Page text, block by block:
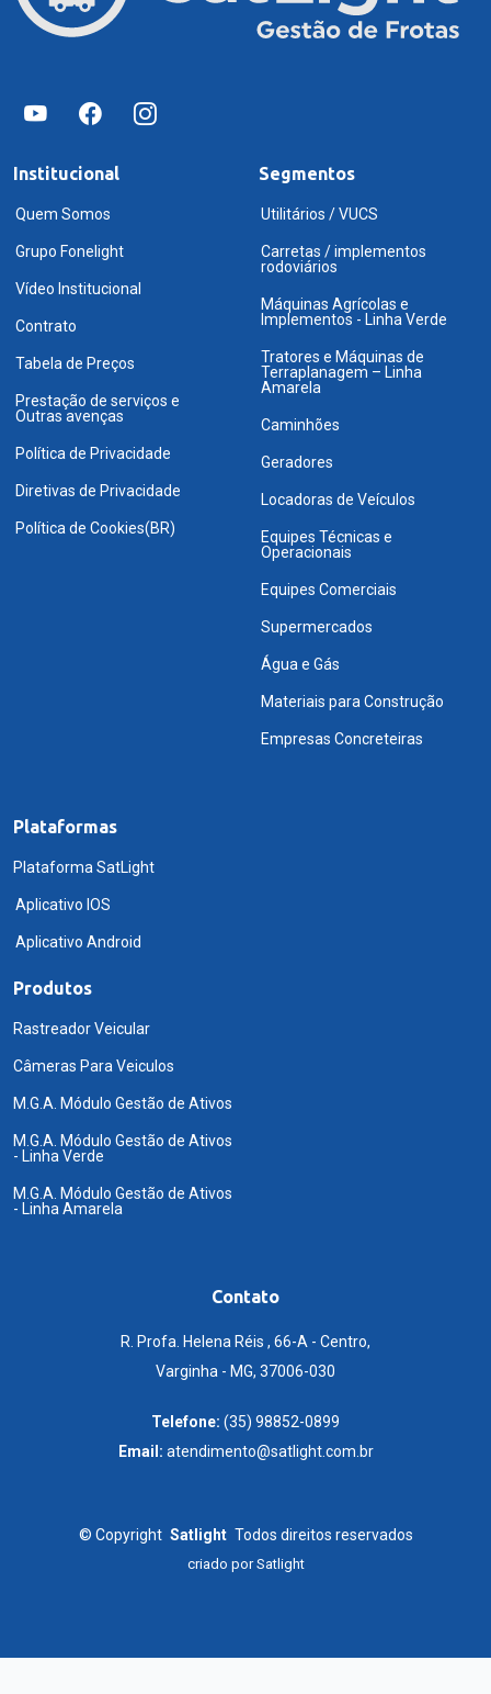
Institucional
Quem Somos
Grupo Fonelight
Vídeo Institucional
Contrato
Tabela de Preços
Prestação de serviços e
Outras avenças
Política de Privacidade
Diretivas de Privacidade
Política de Cookies(BR)
Segmentos
Utilitários / VUCS
Carretas / implementos
rodoviários
Máquinas Agrícolas e
Implementos - Linha Verde
Tratores e Máquinas de
Terraplanagem – Linha
Amarela
Caminhões
Geradores
Locadoras de Veículos
Equipes Técnicas e
Operacionais
Equipes Comerciais
Supermercados
Água e Gás
Materiais para Construção
Empresas Concreteiras
Plataformas
Plataforma SatLight
Aplicativo IOS
Aplicativo Android
Produtos
Rastreador Veicular
Câmeras Para Veiculos
M.G.A. Módulo Gestão de Ativos
M.G.A. Módulo Gestão de Ativos
- Linha Verde
M.G.A. Módulo Gestão de Ativos
- Linha Amarela
Contato
R. Profa. Helena Réis , 66-A - Centro,
Varginha - MG, 37006-030
Telefone: (35) 98852-0899
Email: atendimento@satlight.com.br
© Copyright Satlight Todos direitos reservados
criado porSatlight